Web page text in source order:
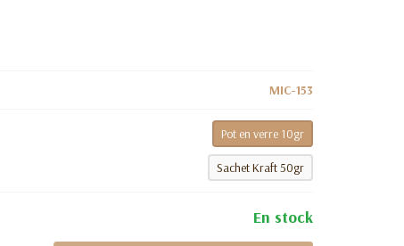
MIC-153
Pot en verre 10gr
Sachet Kraft 50gr
En stock